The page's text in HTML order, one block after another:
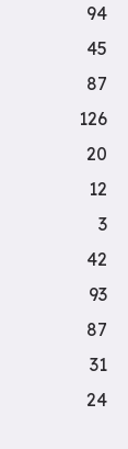
94
45
87
126
20
12
3
42
93
87
31
24